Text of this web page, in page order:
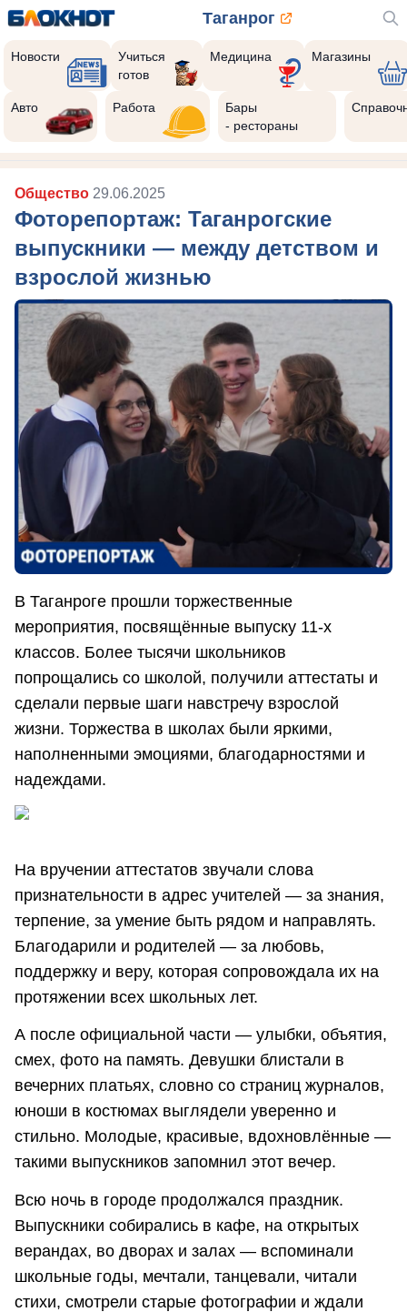
Таганрог
Новости
Учиться
готов
Медицина Магазины
Авто Работа
Бары
- рестораны
Общество 29.06.2025
Фоторепортаж: Таганрогские
выпускники — между детством и
взрослой жизнью
В Таганроге прошли торжественные
мероприятия, посвящённые выпуску 11-х
классов. Более тысячи школьников
попрощались со школой, получили аттестаты и
сделали первые шаги навстречу взрослой
жизни. Торжества в школах были яркими,
наполненными эмоциями, благодарностями и
надеждами.
На вручении аттестатов звучали слова
признательности в адрес учителей — за знания,
терпение, за умение быть рядом и направлять.
Благодарили и родителей — за любовь,
поддержку и веру, которая сопровождала их на
протяжении всех школьных лет.
А после официальной части — улыбки, объятия,
смех, фото на память. Девушки блистали в
вечерних платьях, словно со страниц журналов,
юноши в костюмах выглядели уверенно и
стильно. Молодые, красивые, вдохновлённые —
такими выпускников запомнил этот вечер.
Всю ночь в городе продолжался праздник.
Выпускники собирались в кафе, на открытых
верандах, во дворах и залах — вспоминали
школьные годы, мечтали, танцевали, читали
стихи, смотрели старые фотографии и ждали